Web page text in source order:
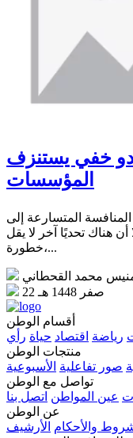
عدو خفي يستنزف
المؤسسات
المتسارعة إلى
هناك تحديًا آخر لا يقل
خطورة،...
محمد القحطاني
22 صفر 1448 هـ
أقسام الوطن
رياضة اقتصاد حياة رأي
منتجات الوطن
صور تفاعلية الأسبوعية
تواصل مع الوطن
عين المواطن اتصل بنا
عن الوطن
والأحكام الأرشيف